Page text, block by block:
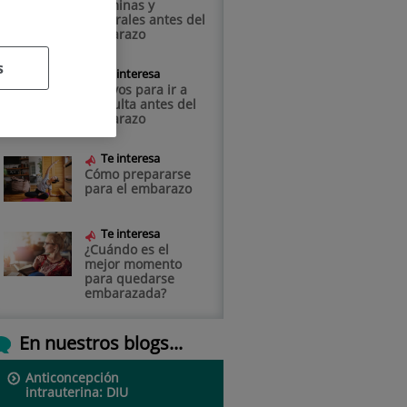
Vitaminas y
minerales antes del
embarazo
Te interesa
Motivos para ir a
consulta antes del
embarazo
Te interesa
Cómo prepararse
para el embarazo
Te interesa
¿Cuándo es el
mejor momento
para quedarse
embarazada?
En nuestros blogs...
Anticoncepción
intrauterina: DIU